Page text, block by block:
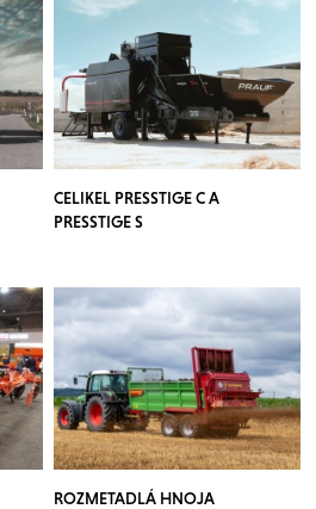
CELIKEL PRESSTIGE C A
PRESSTIGE S
ROZMETADLÁ HNOJA